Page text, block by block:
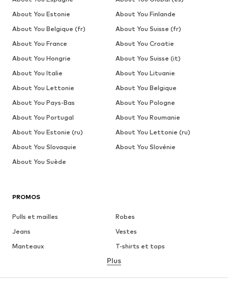
PROMOS
Pulls et mailles
Robes
Jeans
Vestes
Manteaux
T-shirts et tops
Lingerie
Jupes
Blouses et tuniques
Plus
About You Estonie
About You Finlande
About You Belgique (fr)
About You Suisse (fr)
About You France
About You Croatie
About You Hongrie
About You Suisse (it)
About You Italie
About You Lituanie
About You Lettonie
About You Belgique
About You Pays-Bas
About You Pologne
About You Portugal
About You Roumanie
About You Estonie (ru)
About You Lettonie (ru)
About You Slovaquie
About You Slovénie
About You Suède